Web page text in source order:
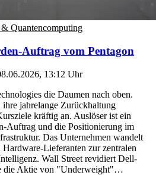
Quantencomputing
Auftrag vom Pentagon
13:12 Uhr
die Daumen nach oben.
jahrelange Zurückhaltung
kräftig an. Auslöser ist ein
Auftrag und die Positionierung im
Das Unternehmen wandelt
Lieferanten zur zentralen
Wall Street revidiert Dell-
die Aktie von "Underweight"…